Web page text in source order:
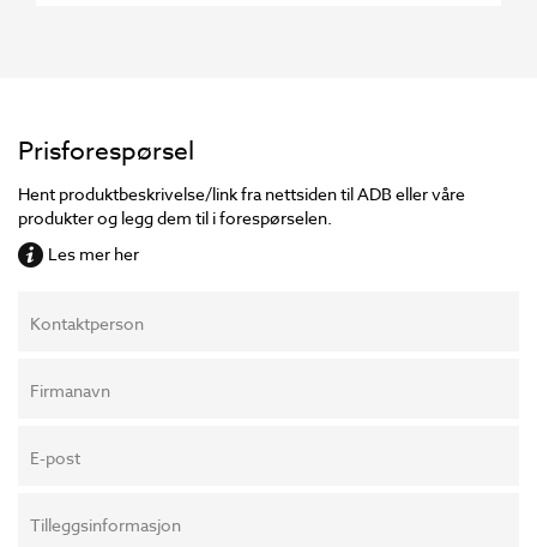
Prisforespørsel
Hent produktbeskrivelse/link fra nettsiden til ADB eller våre
produkter og legg dem til i forespørselen.
Les mer her
Kontaktperson
Firmanavn
E-post
Tilleggsinformasjon